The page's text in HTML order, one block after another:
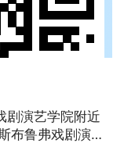
剧演艺学院附近
布鲁弗戏剧演艺